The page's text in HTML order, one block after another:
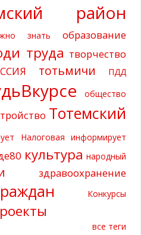
район
знать образование
труда творчество
тотьмичи
ПДД
общество
Тотемский
Налоговая информирует
культура народный
здравоохранение
Конкурсы
все теги